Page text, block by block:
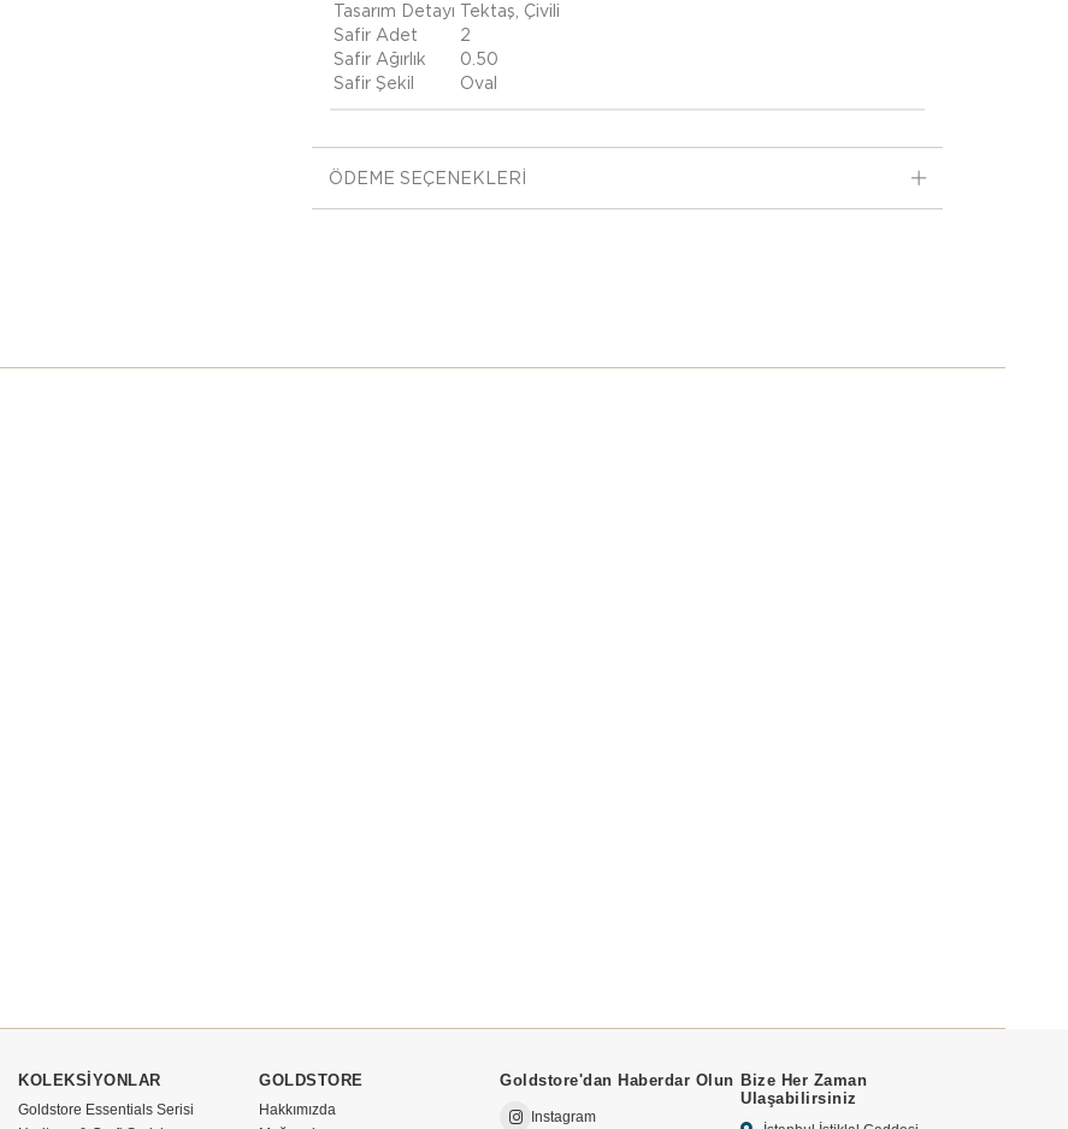
Tasarım Detayı Tektaş, Çivili
Safir Adet
2
Safir Ağırlık
0.50
Safir Şekil
Oval
ÖDEME SEÇENEKLERI
KOLEKSİYONLAR
Goldstore Essentials Serisi
GOLDSTORE
Hakkımızda
Goldstore'dan Haberdar Olun
Instagram
Bize Her Zaman
Ulaşabilirsiniz